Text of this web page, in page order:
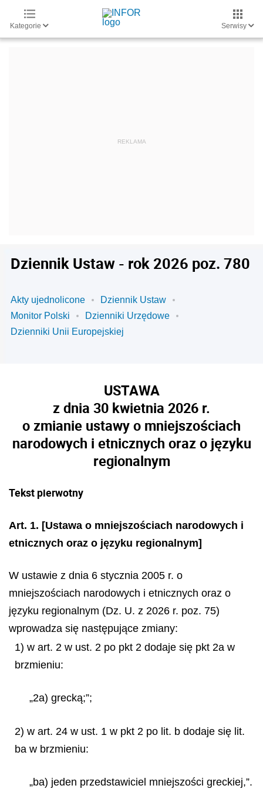
Kategorie Serwisy
Dziennik Ustaw - rok 2026 poz. 780
Akty ujednolicone
Dziennik Ustaw
Monitor Polski
Dzienniki Urzędowe
Dzienniki Unii Europejskiej
USTAWA
z dnia 30 kwietnia 2026 r.
o zmianie ustawy o mniejszościach
narodowych i etnicznych oraz o języku
regionalnym
Tekst pierwotny
Art. 1. [Ustawa o mniejszościach narodowych i
etnicznych oraz o języku regionalnym]
W ustawie z dnia 6 stycznia 2005 r. o
mniejszościach narodowych i etnicznych oraz o
języku regionalnym (Dz. U. z 2026 r. poz. 75)
wprowadza się następujące zmiany:
1) w art. 2 w ust. 2 po pkt 2 dodaje się pkt 2a w
brzmieniu:
„2a) grecką;”;
2) w art. 24 w ust. 1 w pkt 2 po lit. b dodaje się lit.
ba w brzmieniu:
„ba) jeden przedstawiciel mniejszości greckiej,”.